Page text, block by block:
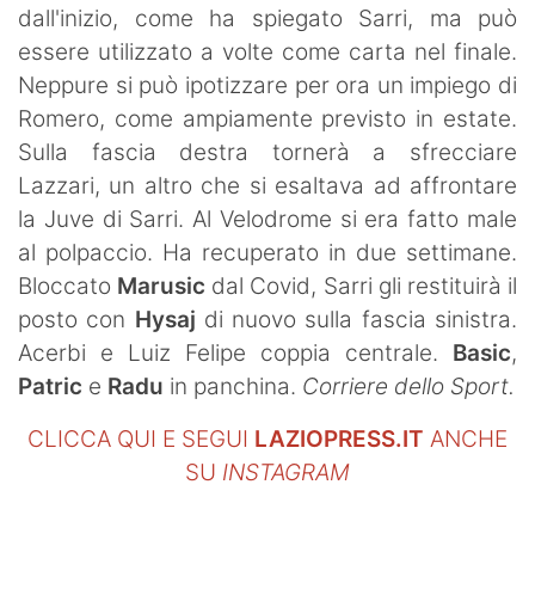
dall'inizio, come ha spiegato Sarri, ma può
essere utilizzato a volte come carta nel finale.
Neppure si può ipotizzare per ora un impiego di
Romero, come ampiamente previsto in estate.
Sulla fascia destra tornerà a sfrecciare
Lazzari, un altro che si esaltava ad affrontare
la Juve di Sarri. Al Velodrome si era fatto male
al polpaccio. Ha recuperato in due settimane.
Bloccato Marusic dal Covid, Sarri gli restituirà il
posto con Hysaj di nuovo sulla fascia sinistra.
Acerbi e Luiz Felipe coppia centrale. Basic,
Patric e Radu in panchina. Corriere dello Sport.
CLICCA QUI E SEGUI LAZIOPRESS.IT ANCHE
SU INSTAGRAM